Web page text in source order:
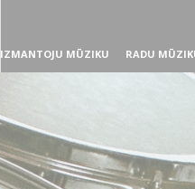
IZMANTOJU MŪZIKU RADU